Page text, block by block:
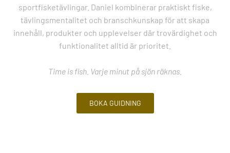
sportfisketävlingar. Daniel kombinerar praktiskt fiske,
tävlingsmentalitet och branschkunskap för att skapa
innehåll, produkter och upplevelser där trovärdighet och
funktionalitet alltid är prioritet.
Time is fish. Varje minut på sjön räknas.
BOKA GUIDNING